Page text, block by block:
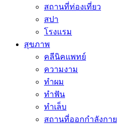
สถานที่ท่องเที่ยว
สปา
โรงแรม
สุขภาพ
คลีนิคแพทย์
ความงาม
ทำผม
ทำฟัน
ทำเล็บ
สถานที่ออกกำลังกาย